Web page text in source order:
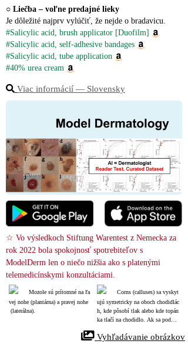
○ Liečba – voľne predajné lieky
Je dôležité najprv vylúčiť, že nejde o bradavicu.
#Salicylic acid, brush applicator [Duofilm]
#Salicylic acid, self-adhesive bandages
#Salicylic acid, tube application
#40% urea cream
Viac informácií ― Slovensky
☆ Vo výsledkoch Stiftung Warentest z Nemecka za
rok 2022 bola spokojnosť spotrebiteľov s
ModelDerm len o niečo nižšia ako s platenými
telemedicínskymi konzultáciami.
Mozole sú prítomné na ľa
vej nohe (plantárna) a pravej nohe
(laterálna).
Corns (calluses) sa vyskyt
ujú symetricky na oboch chodidlác
h, kde pôsobí tlak alebo kde topán
ka tlačí na chodidlo. Ak sa podob
ku, treba mať podozrenie na brada
Vyhľadávanie obrázkov